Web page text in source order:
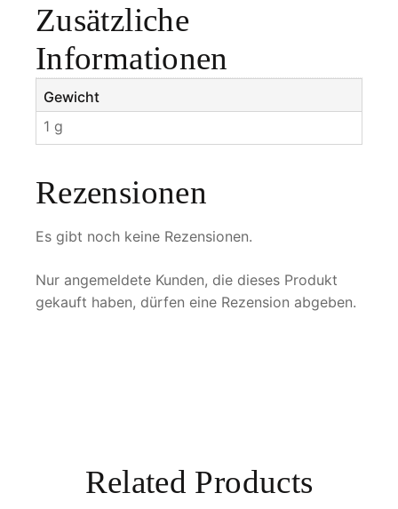
Zusätzliche
Informationen
Gewicht
1 g
Rezensionen
Es gibt noch keine Rezensionen.
Nur angemeldete Kunden, die dieses Produkt
gekauft haben, dürfen eine Rezension abgeben.
Related Products